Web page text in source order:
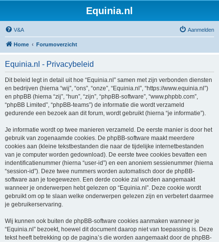
Equinia.nl
V&A Aanmelden
Home Forumoverzicht
Equinia.nl - Privacybeleid
Dit beleid legt in detail uit hoe “Equinia.nl” samen met zijn verbonden diensten
en bedrijven (hierna “wij”, “ons”, “onze”, “Equinia.nl”, “https://www.equinia.nl”)
en phpBB (hierna “zij”, “hun”, “zijn”, “phpBB-software”, “www.phpbb.com”,
“phpBB Limited”, “phpBB-teams”) de informatie die wordt verzameld
gedurende een bezoek aan dit forum, wordt gebruikt (hierna “je informatie”).
Je informatie wordt op twee manieren verzameld. De eerste manier is door het
gebruik van zogenaamde cookies. De phpBB-software maakt meerdere
cookies aan (kleine tekstbestanden die naar de tijdelijke internetbestanden
van je computer worden gedownload). De eerste twee cookies bevatten een
indentificatienummer (hierna “user-id”) en een anoniem sessienummer (hierna
“session-id”). Deze twee nummers worden automatisch door de phpBB-
software aan je toegewezen. Een derde cookie zal worden aangemaakt
wanneer je onderwerpen hebt gelezen op “Equinia.nl”. Deze cookie wordt
gebruikt om op te slaan welke onderwerpen gelezen zijn en verbetert daarmee
je gebruikerservaring.
Wij kunnen ook buiten de phpBB-software cookies aanmaken wanneer je
“Equinia.nl” bezoekt, hoewel dit document daarop niet van toepassing is. Deze
tekst heeft betrekking op de pagina’s die worden aangemaakt door de phpBB-